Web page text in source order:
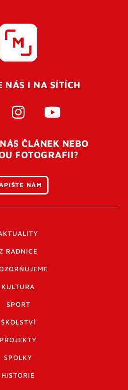
NÁS I NA SÍTÍCH
ČLÁNEK NEBO
FOTOGRAFII?
NÁM
RADNICE
KULTURA
SPORT
ŠKOLSTVÍ
PROJEKTY
SPOLKY
HISTORIE